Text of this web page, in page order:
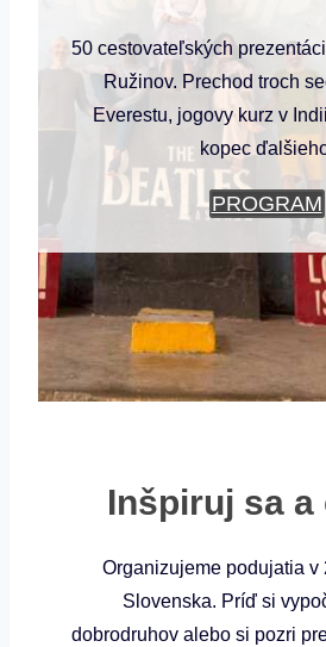
50 cestovateľských
Ružinov. Prechod troch
Everestu, jogovy kurz v
kopec
PROGRAM
Inšpiruj sa a
Organizujeme podujatia v
Slovenska. Príď si
dobrodruhov alebo si pozri